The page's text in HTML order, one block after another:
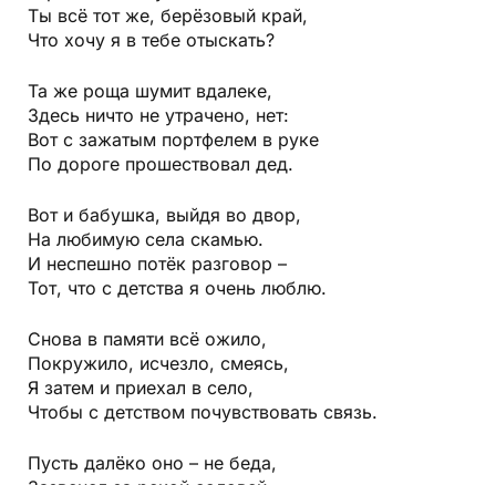
Ты всё тот же, берёзовый край,
Что хочу я в тебе отыскать?
Та же роща шумит вдалеке,
Здесь ничто не утрачено, нет:
Вот с зажатым портфелем в руке
По дороге прошествовал дед.
Вот и бабушка, выйдя во двор,
На любимую села скамью.
И неспешно потёк разговор –
Тот, что с детства я очень люблю.
Снова в памяти всё ожило,
Покружило, исчезло, смеясь,
Я затем и приехал в село,
Чтобы с детством почувствовать связь.
Пусть далёко оно – не беда,